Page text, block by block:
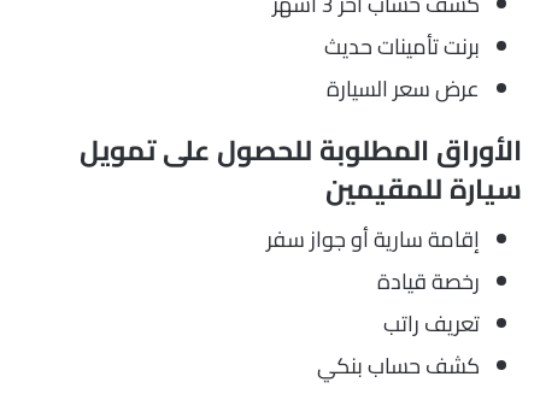
برنت تأمينات حديث
عرض سعر السيارة
الأوراق المطلوبة للحصول على تمويل
سيارة للمقيمين
إقامة سارية أو جواز سفر
رخصة قيادة
تعريف راتب
كشف حساب بنكي